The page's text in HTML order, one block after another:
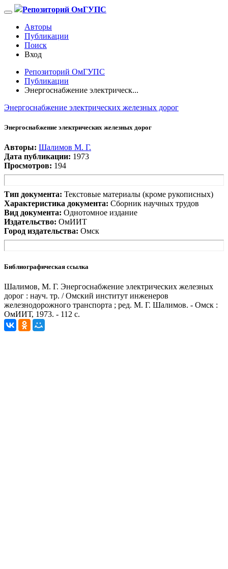
Репозиторий ОмГУПС
Авторы
Публикации
Поиск
Вход
Репозиторий ОмГУПС
Публикации
Энергоснабжение электрическ...
Энергоснабжение электрических железных дорог
Энергоснабжение электрических железных дорог
Авторы: Шалимов М. Г.
Дата публикации: 1973
Просмотров: 194
Тип документа: Текстовые материалы (кроме рукописных)
Характеристика документа: Сборник научных трудов
Вид документа: Однотомное издание
Издательство: ОмИИТ
Город издательства: Омск
Библиографическая ссылка
Шалимов, М. Г. Энергоснабжение электрических железных
дорог : науч. тр. / Омский институт инженеров
железнодорожного транспорта ; ред. М. Г. Шалимов. - Омск :
ОмИИТ, 1973. - 112 с.